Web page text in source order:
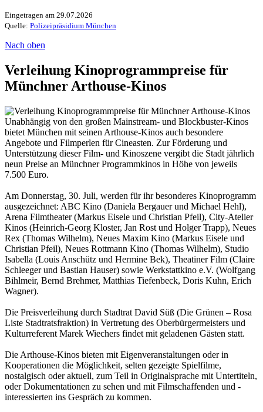
Eingetragen am 29.07.2026
Quelle: Polizeipräsidium München
Nach oben
Verleihung Kinoprogrammpreise für
Münchner Arthouse-Kinos
Unabhängig von den großen Mainstream- und Blockbuster-Kinos
bietet München mit seinen Arthouse-Kinos auch besondere
Angebote und Filmperlen für Cineasten. Zur Förderung und
Unterstützung dieser Film- und Kinoszene vergibt die Stadt jährlich
neun Preise an Münchner Programmkinos in Höhe von jeweils
7.500 Euro.
Am Donnerstag, 30. Juli, werden für ihr besonderes Kinoprogramm
ausgezeichnet: ABC Kino (Daniela Bergauer und Michael Hehl),
Arena Filmtheater (Markus Eisele und Christian Pfeil), City-Atelier
Kinos (Heinrich-Georg Kloster, Jan Rost und Holger Trapp), Neues
Rex (Thomas Wilhelm), Neues Maxim Kino (Markus Eisele und
Christian Pfeil), Neues Rottmann Kino (Thomas Wilhelm), Studio
Isabella (Louis Anschütz und Hermine Bek), Theatiner Film (Claire
Schleeger und Bastian Hauser) sowie Werkstattkino e.V. (Wolfgang
Bihlmeir, Bernd Brehmer, Matthias Tiefenbeck, Doris Kuhn, Erich
Wagner).
Die Preisverleihung durch Stadtrat David Süß (Die Grünen – Rosa
Liste Stadtratsfraktion) in Vertretung des Oberbürgermeisters und
Kulturreferent Marek Wiechers findet mit geladenen Gästen statt.
Die Arthouse-Kinos bieten mit Eigenveranstaltungen oder in
Kooperationen die Möglichkeit, selten gezeigte Spielfilme,
nostalgisch oder aktuell, zum Teil in Originalsprache mit Untertiteln,
oder Dokumentationen zu sehen und mit Filmschaffenden und -
interessierten ins Gespräch zu kommen.